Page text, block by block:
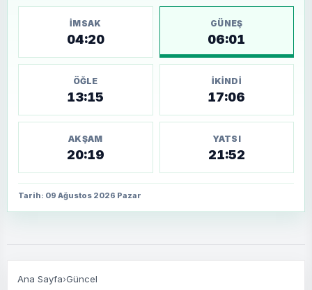
İMSAK
04:20
GÜNEŞ
06:01
ÖĞLE
13:15
İKINDI
17:06
AKŞAM
20:19
YATSI
21:52
Tarih: 09 Ağustos 2026 Pazar
Ana Sayfa›Güncel